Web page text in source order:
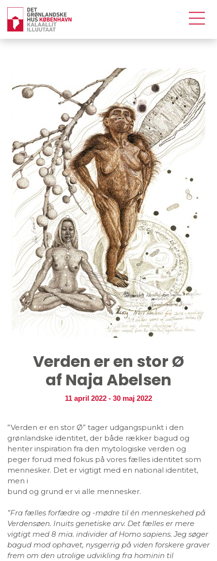
Verden er en stor Ø
af Naja Abelsen
11 april 2022 - 30 maj 2022
”Verden er en stor Ø” tager udgangspunkt i den
grønlandske identitet, der både rækker bagud og
henter inspiration fra den mytologiske verden og
peger forud med fokus på vores fælles identitet som
mennesker. Det er vigtigt med en national identitet,
men i
bund og grund er vi alle mennesker.
”Fra fælles forfædre og -mødre til én menneskehed på
Verdensøen. Inuits genetiske arv. Det fælles er mere
vigtigt med 8 mia. individeraf Homo sapiens. Jeg søger
bagud mod ophavet, nysgerrig på viden forskere graver
frem om den utrolige udvikling fra hominin til